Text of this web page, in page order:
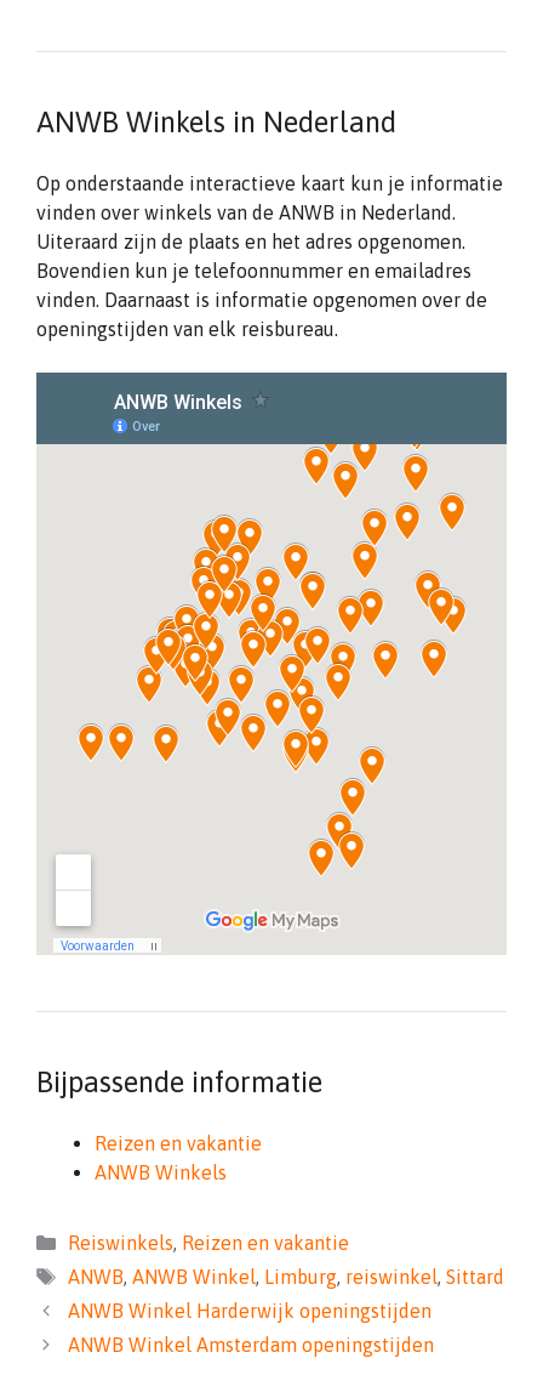
ANWB Winkels in Nederland
Op onderstaande interactieve kaart kun je informatie
vinden over winkels van de ANWB in Nederland.
Uiteraard zijn de plaats en het adres opgenomen.
Bovendien kun je telefoonnummer en emailadres
vinden. Daarnaast is informatie opgenomen over de
openingstijden van elk reisbureau.
Bijpassende informatie
Reizen en vakantie
ANWB Winkels
Categorieën
Reiswinkels, Reizen en vakantie
Tags
ANWB, ANWB Winkel, Limburg, reiswinkel, Sittard
ANWB Winkel Harderwijk openingstijden
ANWB Winkel Amsterdam openingstijden